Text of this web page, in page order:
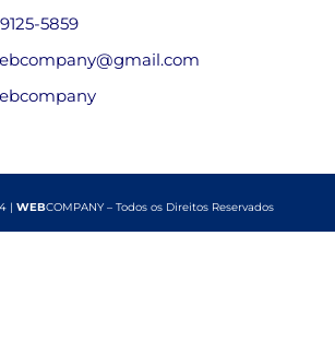
5859
| WEBCOMPANY – Todos os Direitos Reservados